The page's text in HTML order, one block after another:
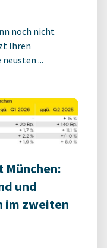
noch nicht
Ihren
...
und
im zweiten